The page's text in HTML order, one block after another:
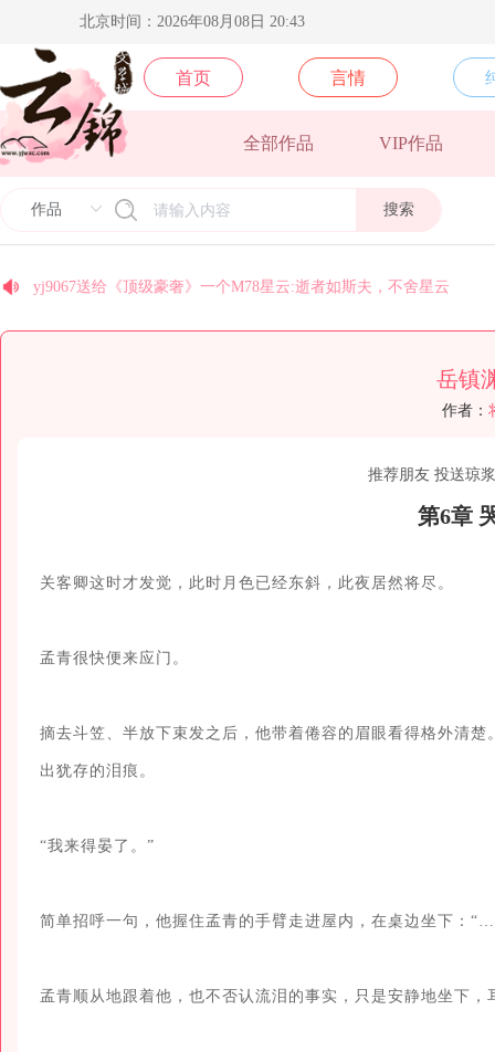
北京时间：2026年08月08日 20:43
首页 言情
全部作品 VIP作品
搜索
yj9575送给《光的背面》一个M78星云:逝者如斯夫，不舍星云
yj9067送给《顶级豪奢》一个M78星云:逝者如斯夫，不舍星云
coco送给《末世后我成了丧尸》一个M78星云:逝者如斯夫，不舍星
今天早睡了吗送给《乱世玫瑰》一个M78星云:逝者如斯夫，不舍星
安纳托利亚送给《皇后景昭懿》一个M78星云:逝者如斯夫，不舍星
北方阿尼亚送给《卿本殊色》一个M78星云:逝者如斯夫，不舍星云
梵地高送给《须尽欢》一个M78星云:逝者如斯夫，不舍星云
岳镇
作者：
推荐朋友 投送琼
第6章
关客卿这时才发觉，此时月色已经东斜，此夜居然将尽。
孟青很快便来应门。
摘去斗笠、半放下束发之后，他带着倦容的眉眼看得格外清
出犹存的泪痕。
“我来得晏了。”
简单招呼一句，他握住孟青的手臂走进屋内，在桌边坐下：
孟青顺从地跟着他，也不否认流泪的事实，只是安静地坐下，